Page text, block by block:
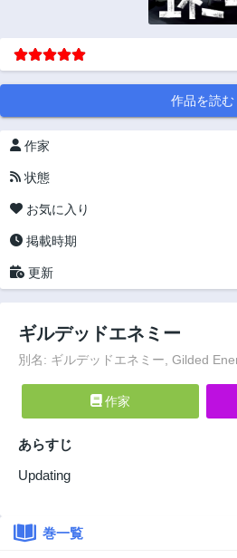
作品を読む
作家
状態
お気に入り
掲載時期
更新
ギルデッドエネミー
別名: ギルデッドエネミー, Gilded
作家
あらすじ
Updating
巻一覧